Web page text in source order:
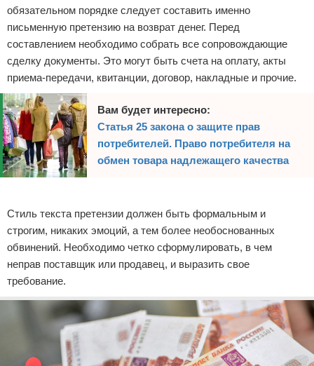
Судопроизводство
Защита прав потребителей
обязательном порядке следует составить именно
письменную претензию на возврат денег. Перед
составлением необходимо собрать все сопровождающие
сделку документы. Это могут быть счета на оплату, акты
приема-передачи, квитанции, договор, накладные и прочие.
Вам будет интересно:
Статья 25 закона о защите прав
потребителей. Право потребителя на
обмен товара надлежащего качества
Стиль текста претензии должен быть формальным и
строгим, никаких эмоций, а тем более необоснованных
обвинений. Необходимо четко сформулировать, в чем
неправ поставщик или продавец, и выразить свое
требование.